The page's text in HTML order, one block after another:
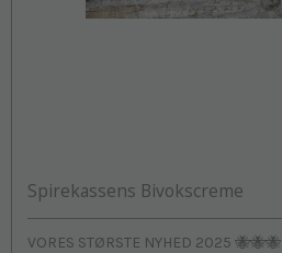
Spirekassens Bivokscreme
VORES STØRSTE NYHED 2025 🐝🐝🐝